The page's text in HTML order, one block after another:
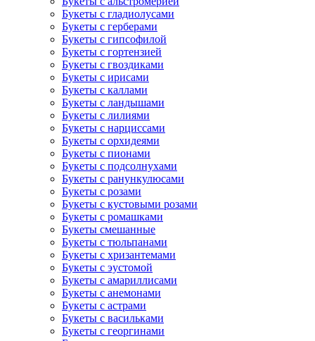
Букеты с гладиолусами
Букеты с герберами
Букеты с гипсофилой
Букеты с гортензией
Букеты с гвоздиками
Букеты с ирисами
Букеты с каллами
Букеты с ландышами
Букеты с лилиями
Букеты с нарциссами
Букеты с орхидеями
Букеты с пионами
Букеты с подсолнухами
Букеты с ранункулюсами
Букеты с розами
Букеты с кустовыми розами
Букеты с ромашками
Букеты смешанные
Букеты с тюльпанами
Букеты с хризантемами
Букеты с эустомой
Букеты с амариллисами
Букеты с анемонами
Букеты с астрами
Букеты с васильками
Букеты с георгинами